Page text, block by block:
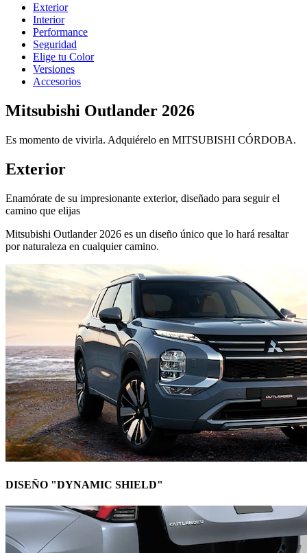
Exterior
Interior
Performance
Seguridad
Elige tu Color
Versiones
Accesorios
Mitsubishi Outlander 2026
Es momento de vivirla. Adquiérelo en MITSUBISHI CÓRDOBA.
Exterior
Enamórate de su impresionante exterior, diseñado para seguir el
camino que elijas
Mitsubishi Outlander 2026 es un diseño único que lo hará resaltar
por naturaleza en cualquier camino.
DISEÑO "DYNAMIC SHIELD"